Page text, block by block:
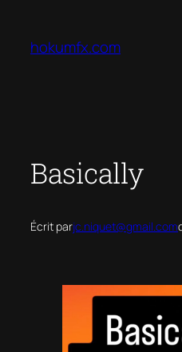
contenu
hokumfx.com
Basically
Écrit parjc.niquet@gmail.com